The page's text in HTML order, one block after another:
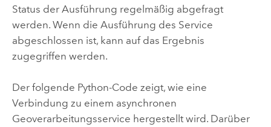
Status der Ausführung regelmäßig abgefragt
werden. Wenn die Ausführung des Service
abgeschlossen ist, kann auf das Ergebnis
zugegriffen werden.
Der folgende Python-Code zeigt, wie eine
Verbindung zu einem asynchronen
Geoverarbeitungsservice hergestellt wird. Darüber